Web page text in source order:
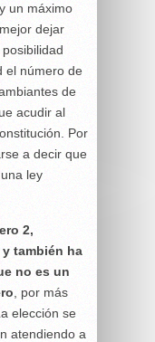
un máximo
dejar
el número de
de
acudir al
Por
a decir que
ley
2,
también ha
no es un
, por más
elección se
atendiendo a